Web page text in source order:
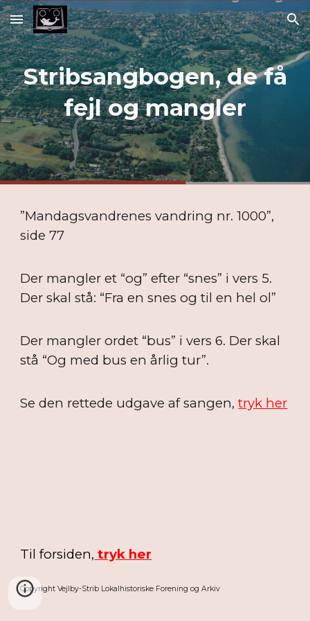
Skip to main content Skip to navigation
Stribsangbogen, de få
fejl og mangler
”Mandagsvandrenes vandring nr. 1000”,
side 77
Der mangler et “og” efter “snes” i vers 5.
Der skal stå: “Fra en snes og til en hel ol”
Der mangler ordet “bus” i vers 6. Der skal
stå “Og med bus en årlig tur”.
Se den rettede udgave af sangen, tryk her
Til forsiden, tryk her
Copyright Vejlby-Strib Lokalhistoriske Forening og Arkiv